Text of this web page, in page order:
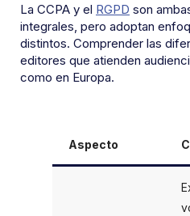
La CCPA y el RGPD son
integrales, pero adoptan
distintos. Comprender las
editores que atienden
como en Europa.
Aspecto